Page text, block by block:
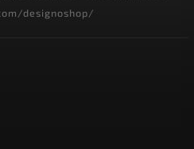
designoshop/